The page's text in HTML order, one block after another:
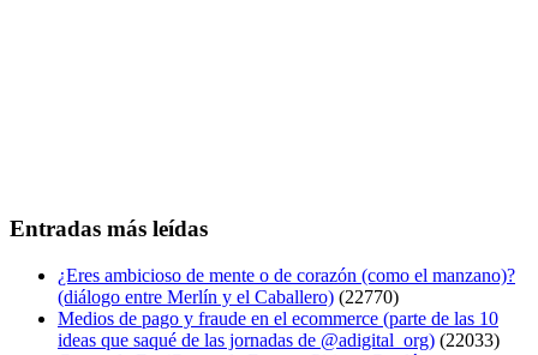
Entradas más leídas
¿Eres ambicioso de mente o de corazón (como el manzano)?
(diálogo entre Merlín y el Caballero) (22770)
Medios de pago y fraude en el ecommerce (parte de las 10
ideas que saqué de las jornadas de @adigital_org) (22033)